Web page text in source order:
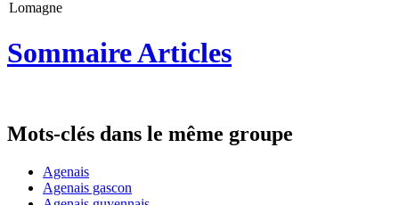
Lomagne
Sommaire Articles
Mots-clés dans le même groupe
Agenais
Agenais gascon